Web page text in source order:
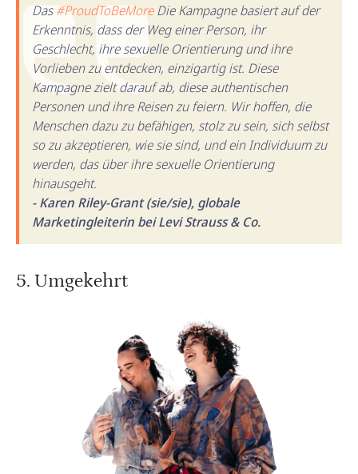
Das#ProudToBeMoreDie Kampagne basiert auf der
Erkenntnis, dass der Weg einer Person, ihr
Geschlecht, ihre sexuelle Orientierung und ihre
Vorlieben zu entdecken, einzigartig ist. Diese
Kampagne zielt darauf ab, diese authentischen
Personen und ihre Reisen zu feiern. Wir hoffen, die
Menschen dazu zu befähigen, stolz zu sein, sich selbst
so zu akzeptieren, wie sie sind, und ein Individuum zu
werden, das über ihre sexuelle Orientierung
hinausgeht.
- Karen Riley-Grant (sie/sie), globale
Marketingleiterin bei Levi Strauss & Co.
5. Umgekehrt